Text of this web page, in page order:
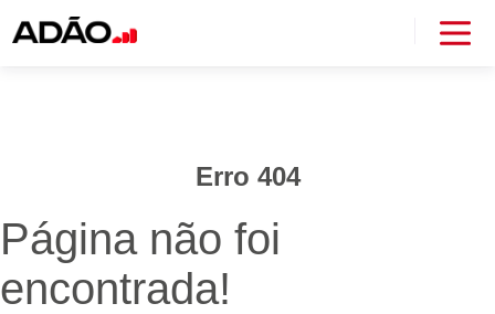
Erro 404
Página não foi
encontrada!